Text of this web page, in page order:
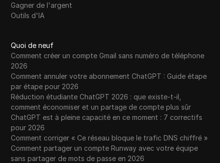
Gagner de l'argent
Outils d'IA
Quoi de neuf
Comment créer un compte Gmail sans numéro de téléphone
2026
Comment annuler votre abonnement ChatGPT : Guide étape
par étape pour 2026
Réduction étudiante ChatGPT 2026 : que existe-t-il,
comment économiser et un partage de compte plus sûr
ChatGPT est à pleine capacité en ce moment : 7 correctifs
pour 2026
Comment corriger « Ce réseau bloque le trafic DNS chiffré »
Comment partager un compte Runway avec votre équipe
sans partager de mots de passe en 2026